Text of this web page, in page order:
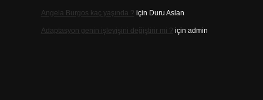
Angela Burgos kaç yaşında ? için Duru Aslan
Adaptasyon genin işleyişini değiştirir mi ? için admin